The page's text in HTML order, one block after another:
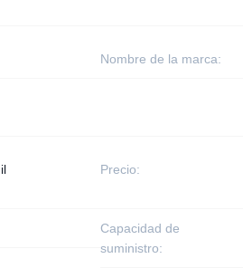
Nombre de la marca:
Precio:
Capacidad de
suministro: